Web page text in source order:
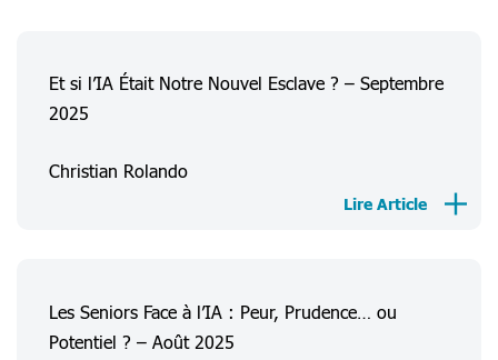
Et si l’IA Était Notre Nouvel Esclave ? – Septembre
2025
Christian Rolando
Lire Article
Les Seniors Face à l’IA : Peur, Prudence… ou
Potentiel ? – Août 2025